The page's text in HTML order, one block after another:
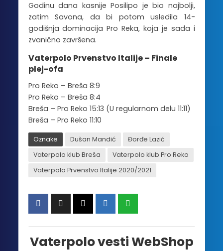
Godinu dana kasnije Posilipo je bio najbolji,
zatim Savona, da bi potom usledila 14-
godišnja dominacija Pro Reka, koja je sada i
zvanično završena.
Vaterpolo Prvenstvo Italije – Finale
plej-ofa
Pro Reko – Breša 8:9
Pro Reko – Breša 8:4
Breša – Pro Reko 15:13 (U regularnom delu 11:11)
Breša – Pro Reko 11:10
Oznake Dušan Mandić
Đorđe Lazić
Vaterpolo klub Breša
Vaterpolo klub Pro Reko
Vaterpolo Prvenstvo Italije 2020/2021
Vaterpolo vesti WebShop